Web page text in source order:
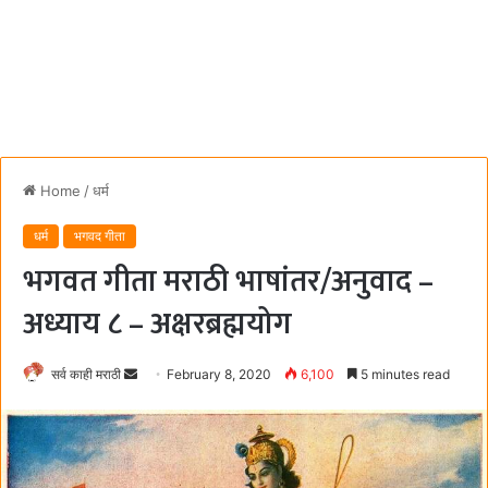
Home /धर्म
धर्म भगवद गीता
भगवत गीता मराठी भाषांतर/अनुवाद –
अध्याय ८ – अक्षरब्रह्मयोग
सर्व काही मराठी
n
d
a
February 8, 2020 6,100 5 minutes read